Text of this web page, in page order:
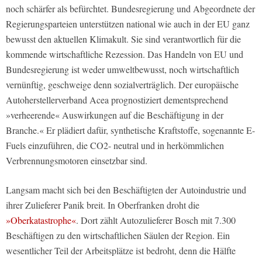
noch schärfer als befürchtet. Bundesregierung und Abgeordnete der
Regierungsparteien unterstützen national wie auch in der EU ganz
bewusst den aktuellen Klimakult. Sie sind verantwortlich für die
kommende wirtschaftliche Rezession. Das Handeln von EU und
Bundesregierung ist weder umweltbewusst, noch wirtschaftlich
vernünftig, geschweige denn sozialverträglich. Der europäische
Autoherstellerverband Acea prognostiziert dementsprechend
»verheerende« Auswirkungen auf die Beschäftigung in der
Branche.« Er plädiert dafür, synthetische Kraftstoffe, sogenannte E-
Fuels einzuführen, die CO2- neutral und in herkömmlichen
Verbrennungsmotoren einsetzbar sind.
Langsam macht sich bei den Beschäftigten der Autoindustrie und
ihrer Zulieferer Panik breit. In Oberfranken droht die
»Oberkatastrophe«. Dort zählt Autozulieferer Bosch mit 7.300
Beschäftigen zu den wirtschaftlichen Säulen der Region. Ein
wesentlicher Teil der Arbeitsplätze ist bedroht, denn die Hälfte